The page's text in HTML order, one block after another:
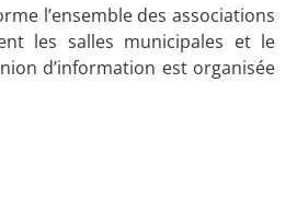
l’ensemble des associations
les salles municipales et le
d’information est organisée